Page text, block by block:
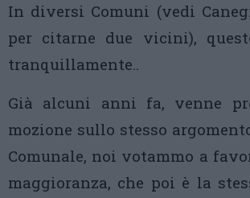
In diversi Comuni (vedi
per citarne due vicini),
tranquillamente..
Già alcuni anni fa, venne
mozione sullo stesso
Comunale, noi votammo a
maggioranza, che poi è la